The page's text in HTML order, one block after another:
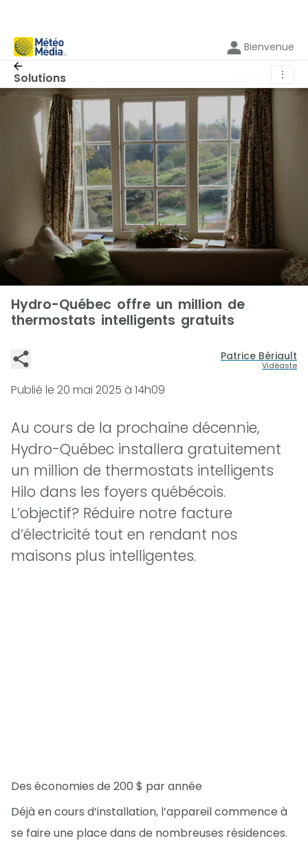
Bienvenue
Solutions ⋮
Hydro-Québec offre un million de
thermostats intelligents gratuits
Patrice Bériault
Vidéaste
Publié le 20 mai 2025 à 14h09
Au cours de la prochaine décennie,
Hydro-Québec installera gratuitement
un million de thermostats intelligents
Hilo dans les foyers québécois.
L’objectif? Réduire notre facture
d’électricité tout en rendant nos
maisons plus intelligentes.
Des économies de 200 $ par année
Déjà en cours d’installation, l’appareil commence à
se faire une place dans de nombreuses résidences.